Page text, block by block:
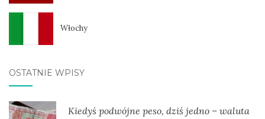
Włochy
OSTATNIE WPISY
Kiedyś podwójne peso, dziś jedno – waluta